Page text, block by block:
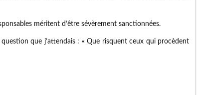
méritent d’être sévèrement sanctionnées.
que j’attendais : « Que risquent ceux qui procèdent